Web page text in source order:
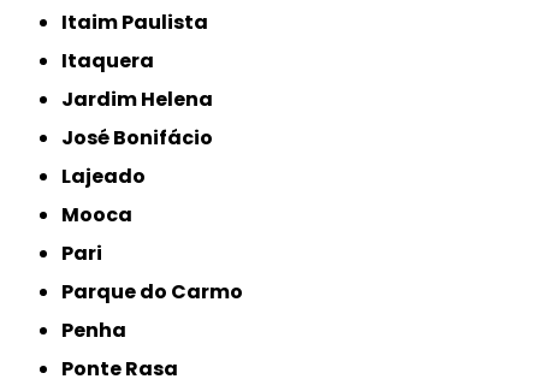
Itaim Paulista
Itaquera
Jardim Helena
José Bonifácio
Lajeado
Mooca
Pari
Parque do Carmo
Penha
Ponte Rasa